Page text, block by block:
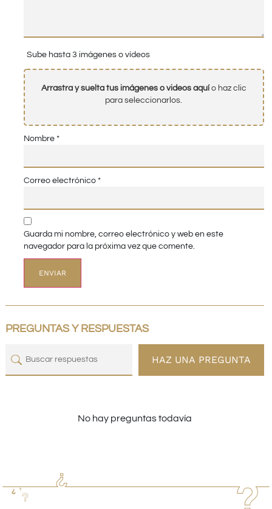
Sube hasta 3 imágenes o vídeos
Arrastra y suelta tus imágenes o videos aquío haz clic
para seleccionarlos.
Nombre *
Correo electrónico *
Guarda mi nombre, correo electrónico y web en este
navegador para la próxima vez que comente.
PREGUNTAS Y RESPUESTAS
HAZ UNA PREGUNTA
No hay preguntas todavía